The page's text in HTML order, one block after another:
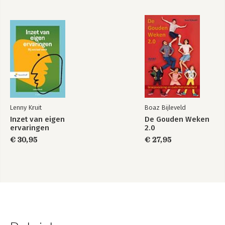
Lenny Kruit
Inzet van eigen
ervaringen
€ 30,95
Boaz Bijleveld
De Gouden Weken
2.0
€ 27,95